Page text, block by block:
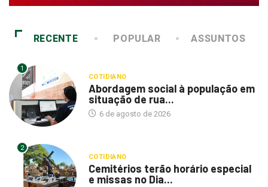
RECENTE POPULAR ASSUNTOS
1
COTIDIANO
Abordagem social à população em
situação de rua...
6 de agosto de 2026
2
COTIDIANO
Cemitérios terão horário especial
e missas no Dia...